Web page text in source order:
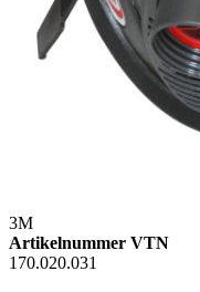
3M
Artikelnummer VTN
170.020.031